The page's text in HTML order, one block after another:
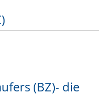
(BZ)- die